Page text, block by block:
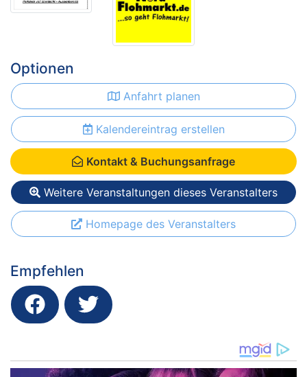
Optionen
Anfahrt planen
Kalendereintrag erstellen
Kontakt & Buchungsanfrage
Weitere Veranstaltungen dieses Veranstalters
Homepage des Veranstalters
Empfehlen